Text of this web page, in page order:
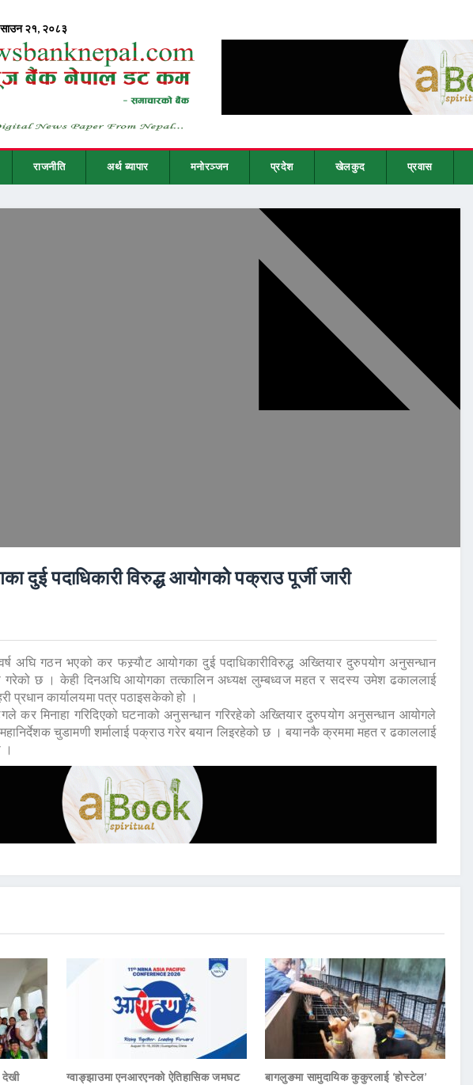
राजनीति अर्थ ब्यापार मनोरञ्जन प्रदेश खेलकुद प्रवास
दुई पदाधिकारी विरुद्ध आयोगकोे पक्राउ पूर्जी जारी
अघि गठन भएको कर फस्र्याैट आयोगका दुई पदाधिकारीविरुद्ध अख्तियार दुरुपयोग अनुसन्धान
गरेको छ । केही दिनअघि आयोगका तत्कालिन अध्यक्ष लुम्बध्वज महत र सदस्य उमेश ढकाललाई
प्रधान कार्यालयमा पत्र पठाइसकेको हो ।
कर मिनाहा गरिदिएको घटनाको अनुसन्धान गरिरहेको अख्तियार दुरुपयोग अनुसन्धान आयोगले
चुडामणी शर्मालाई पक्राउ गरेर बयान लिइरहेको छ । बयानकै क्रममा महत र ढकाललाई
।
देखी
ग्वाङ्झाउमा एनआरएनको ऐतिहासिक जमघट
बागलुङमा सामुदायिक कुकुरलाई ‘होस्टेल’